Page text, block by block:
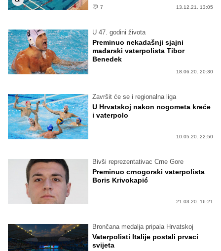
7 13.12.21. 13:05
U 47. godini života
Preminuo nekadašnji sjajni
mađarski vaterpolista Tibor
Benedek
18.06.20. 20:30
Završit će se i regionalna liga
U Hrvatskoj nakon nogometa kreće
i vaterpolo
10.05.20. 22:50
Bivši reprezentativac Crne Gore
Preminuo crnogorski vaterpolista
Boris Krivokapić
21.03.20. 16:21
Brončana medalja pripala Hrvatskoj
Vaterpolisti Italije postali prvaci
svijeta